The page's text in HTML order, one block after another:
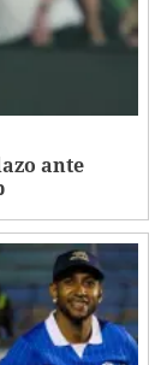
ante